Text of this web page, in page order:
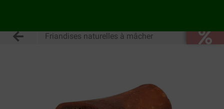
Friandises naturelles à mâcher